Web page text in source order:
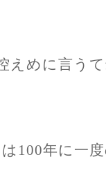
えめに言う
100年に一